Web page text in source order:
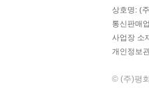
상호명: (
통신판매
사업장 소
개인정보
© (주)평